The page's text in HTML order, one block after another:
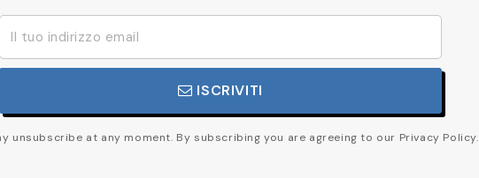
ISCRIVITI
unsubscribe at any moment. By subscribing you are agreeing to our Privacy Policy.